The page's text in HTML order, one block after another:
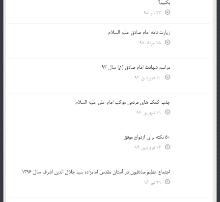
بكنيم؟
زیارت نامه امام صادق علیه السلام
مراسم شهادت امام صادق (ع) سال 93
جذب کمک های مردمی موکب امام علی علیه السلام
50 نکته برای ازدواج موفق
اجتماع عظیم صادقیون در آستان مقدس امامزاده سید جلال الدین اشرف سال 1396